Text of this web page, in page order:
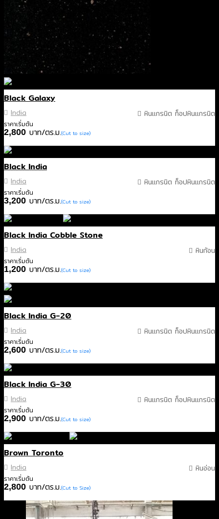
หินแกรนิต ท็อปหินแกรนิต
Black Galaxy
India
ราคาเริ่มต้น
2,800 บาท/ตร.ม.(Cut to size)
หินแกรนิต ท็อปหินแกรนิต
Black India
India
ราคาเริ่มต้น
3,200 บาท/ตร.ม.(Cut to size)
หินก้อน
Black India Cobble Stone
India
ราคาเริ่มต้น
1,200 บาท/ตร.ม.(Cut to size)
หินแกรนิต ท็อปหินแกรนิต
Black India G-20
India
ราคาเริ่มต้น
2,600 บาท/ตร.ม.(Cut to size)
หินแกรนิต ท็อปหินแกรนิต
Black India G-30
India
ราคาเริ่มต้น
2,900 บาท/ตร.ม.(Cut to size)
หินอ่อน
Brown Toronto
India
ราคาเริ่มต้น
2,800 บาท/ตร.ม.(Cut to Size)